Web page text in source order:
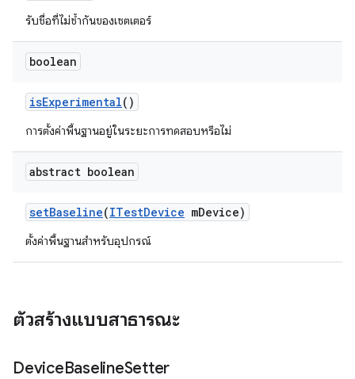
รับชื่อที่ไม่ซ้ำกันของเซตเตอร์
boolean
isExperimental()
การตั้งค่าพื้นฐานอยู่ในระยะการทดสอบหรือไม่
abstract boolean
setBaseline(ITestDevice mDevice)
ตั้งค่าพื้นฐานสําหรับอุปกรณ์
ตัวสร้างแบบสาธารณะ
DeviceBaselineSetter